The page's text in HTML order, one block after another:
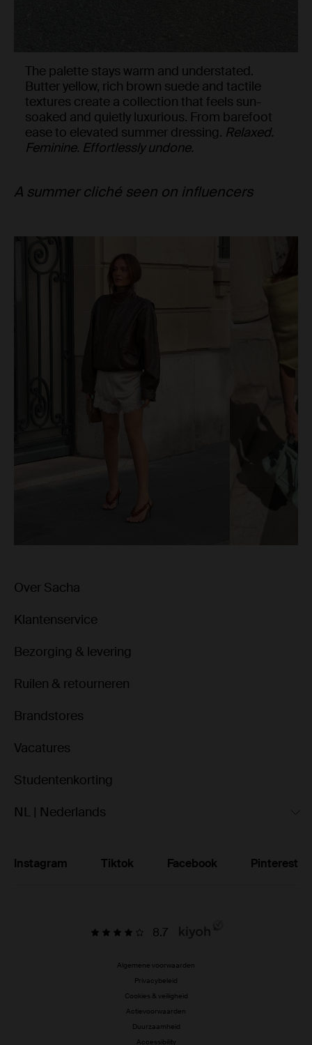
The palette stays warm and understated.
Butter yellow, rich brown suede and tactile
textures create a collection that feels sun-
soaked and quietly luxurious. From barefoot
ease to elevated summer dressing. Relaxed.
Feminine. Effortlessly undone.
A summer cliché seen on influencers
Over Sacha
Klantenservice
Bezorging & levering
Ruilen & retourneren
Brandstores
Vacatures
Studentenkorting
NL | Nederlands
Instagram Tiktok Facebook Pinterest
8.7
Algemene voorwaarden
Privacybeleid
Cookies & veiligheid
Actievoorwaarden
Duurzaamheid
Accessibility